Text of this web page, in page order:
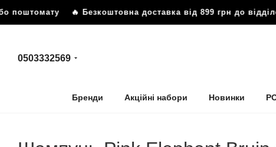
поштомату🔥 Безкоштовна доставка від 899 грн до
0503332569
Бренди Акційні набори Новинки